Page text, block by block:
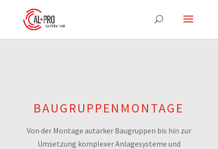
BAUGRUPPENMONTAGE
Von der Montage autarker Baugruppen bis hin zur
Umsetzung komplexer Anlagesysteme und